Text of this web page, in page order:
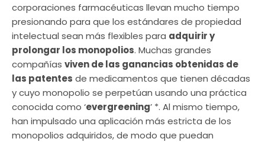
corporaciones farmacéuticas llevan mucho tiempo
presionando para que los estándares de propiedad
intelectual sean más flexibles para adquirir y
prolongar los monopolios. Muchas grandes
compañías viven de las ganancias obtenidas de
las patentes de medicamentos que tienen décadas
y cuyo monopolio se perpetúan usando una práctica
conocida como ‘evergreening’ *. Al mismo tiempo,
han impulsado una aplicación más estricta de los
monopolios adquiridos, de modo que puedan